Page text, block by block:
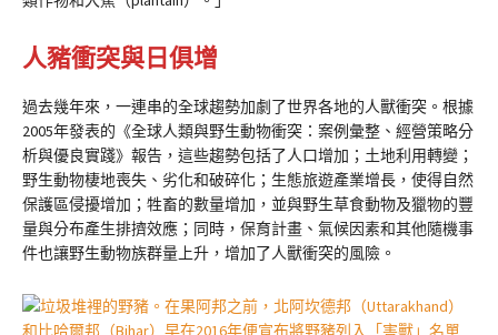
人豬衝突與日俱增
過去幾年來，一連串的全球趨勢加劇了世界各地的人獸衝突。根據
2005年發表的《全球人類與野生動物衝突：案例彙整、經營策略分
析與優良實踐》報告，這些趨勢包括了人口增加；土地利用轉變；
野生動物棲地喪失、劣化和破碎化；生態旅遊產業增長，使得自然
保護區侵擾增加；牲畜的數量增加，並與野生草食動物及獵物的豐
量與分布產生排擠效應；同時，保育計畫、氣候因素和其他隨機事
件也讓野生動物族群量上升，增加了人獸衝突的風險。